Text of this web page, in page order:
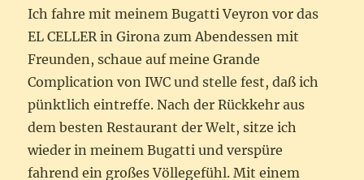
Ich fahre mit meinem Bugatti Veyron vor das
EL CELLER in Girona zum Abendessen mit
Freunden, schaue auf meine Grande
Complication von IWC und stelle fest, daß ich
pünktlich eintreffe. Nach der Rückkehr aus
dem besten Restaurant der Welt, sitze ich
wieder in meinem Bugatti und verspüre
fahrend ein großes Völlegefühl. Mit einem